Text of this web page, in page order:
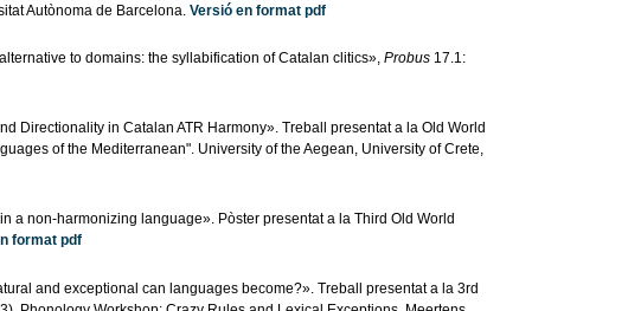
Autònoma de Barcelona. Versió en format pdf
to domains: the syllabification of Catalan clitics», Probus17.1:
Directionality in Catalan ATR Harmony». Treball presentat a la Old World
of the Mediterranean". University of the Aegean, University of Crete,
a non-harmonizing language». Pòster presentat a la Third Old World
format pdf
and exceptional can languages become?». Treball presentat a la 3rd